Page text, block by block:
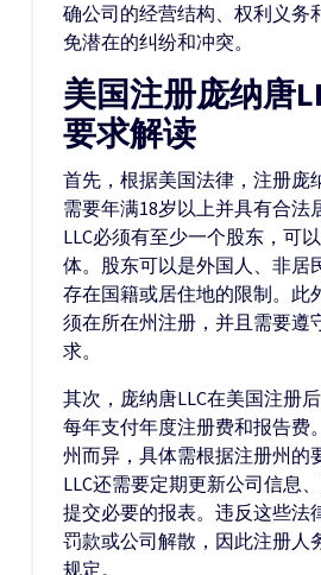
确公司的经营结构、权利义务
免潜在的纠纷和冲突。
美国注册庞纳唐
要求解读
首先，根据美国法律，注册庞
需要年满18岁以上并具有合法
LLC必须有至少一个股东，可
体。股东可以是外国人、非居
存在国籍或居住地的限制。此
须在所在州注册，并且需要遵
求。
其次，庞纳唐LLC在美国注册
每年支付年度注册费和报告费
州而异，具体需根据注册州的
LLC还需要定期更新公司信息
提交必要的报表。违反这些法
罚款或公司解散，因此注册人
规定。